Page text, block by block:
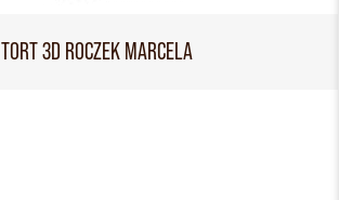
TORT 3D ROCZEK MARCELA